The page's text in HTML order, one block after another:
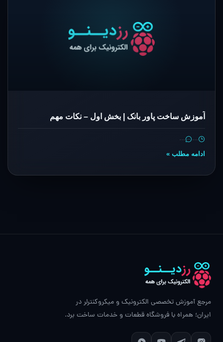
آموزش ساخت پاور بانک | بخش اول – نکات مهم
…
…
ادامه مطلب »
مرجع آموزش تخصصی الکترونیک و میکروکنترلر در
ایران؛ همراه با فروشگاه قطعات و خدمات ساخت برد.